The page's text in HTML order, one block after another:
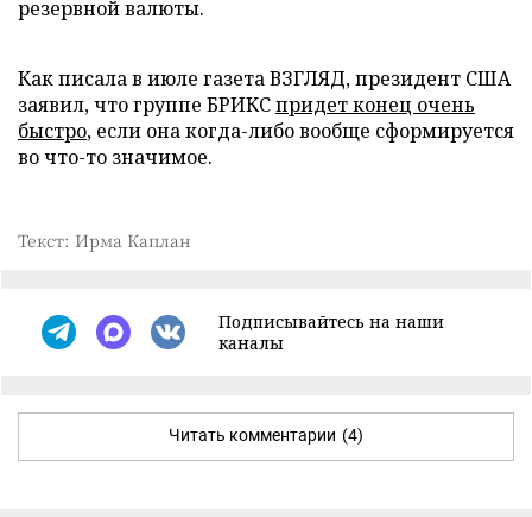
резервной валюты.
Как писала в июле газета ВЗГЛЯД, президент США
заявил, что группе БРИКСпридет конец очень
быстро, если она когда-либо вообще сформируется
во что-то значимое.
Текст: Ирма Каплан
Подписывайтесь на наши
каналы
Читать комментарии (4)